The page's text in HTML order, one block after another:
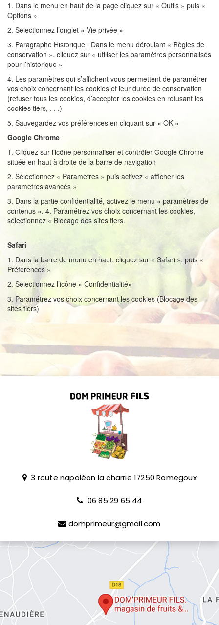
1. Dans le menu en haut de la page cliquez sur « Outils » puis «
Options »
2. Sélectionnez l’onglet « Vie privée »
3. Paragraphe Historique : Dans le menu déroulant « Règles de
conservation », cliquez sur « utiliser les paramètres personnalisés
pour l’historique »
4. Les paramètres qui s’affichent vous permettent de paramétrer
vos choix concernant les cookies et leur durée de conservation
(refuser tous les cookies, d’accepter les cookies en refusant les
cookies tiers, . . .)
5. Sauvegardez vos préférences en cliquant sur « OK »
Google Chrome
1. Cliquez sur l’icône personnaliser et contrôler Google Chrome
située en haut à droite de la barre de navigation
2. Sélectionnez « Paramètres » puis activez « afficher les
paramètres avancés »
3. Dans la partie confidentialité, activez le menu « paramètres de
contenus ». 4. Paramétrez vos choix concernant les cookies,
sélectionnez « Blocage des sites tiers.
Safari
1. Dans la barre de menu en haut, cliquez sur « Safari », puis «
Préférences »
2. Sélectionnez l’icône « Confidentialité»
3. Paramétrez vos choix concernant les cookies (Blocage des
sites tiers)
3 route napoléon la charrie 17250 Romegoux
06 85 29 65 44
domprimeur@gmail.com